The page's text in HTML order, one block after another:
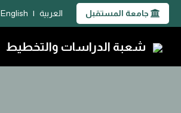
جامعة المستقبل العربية |
English
شعبة الدراسات والتخطيط